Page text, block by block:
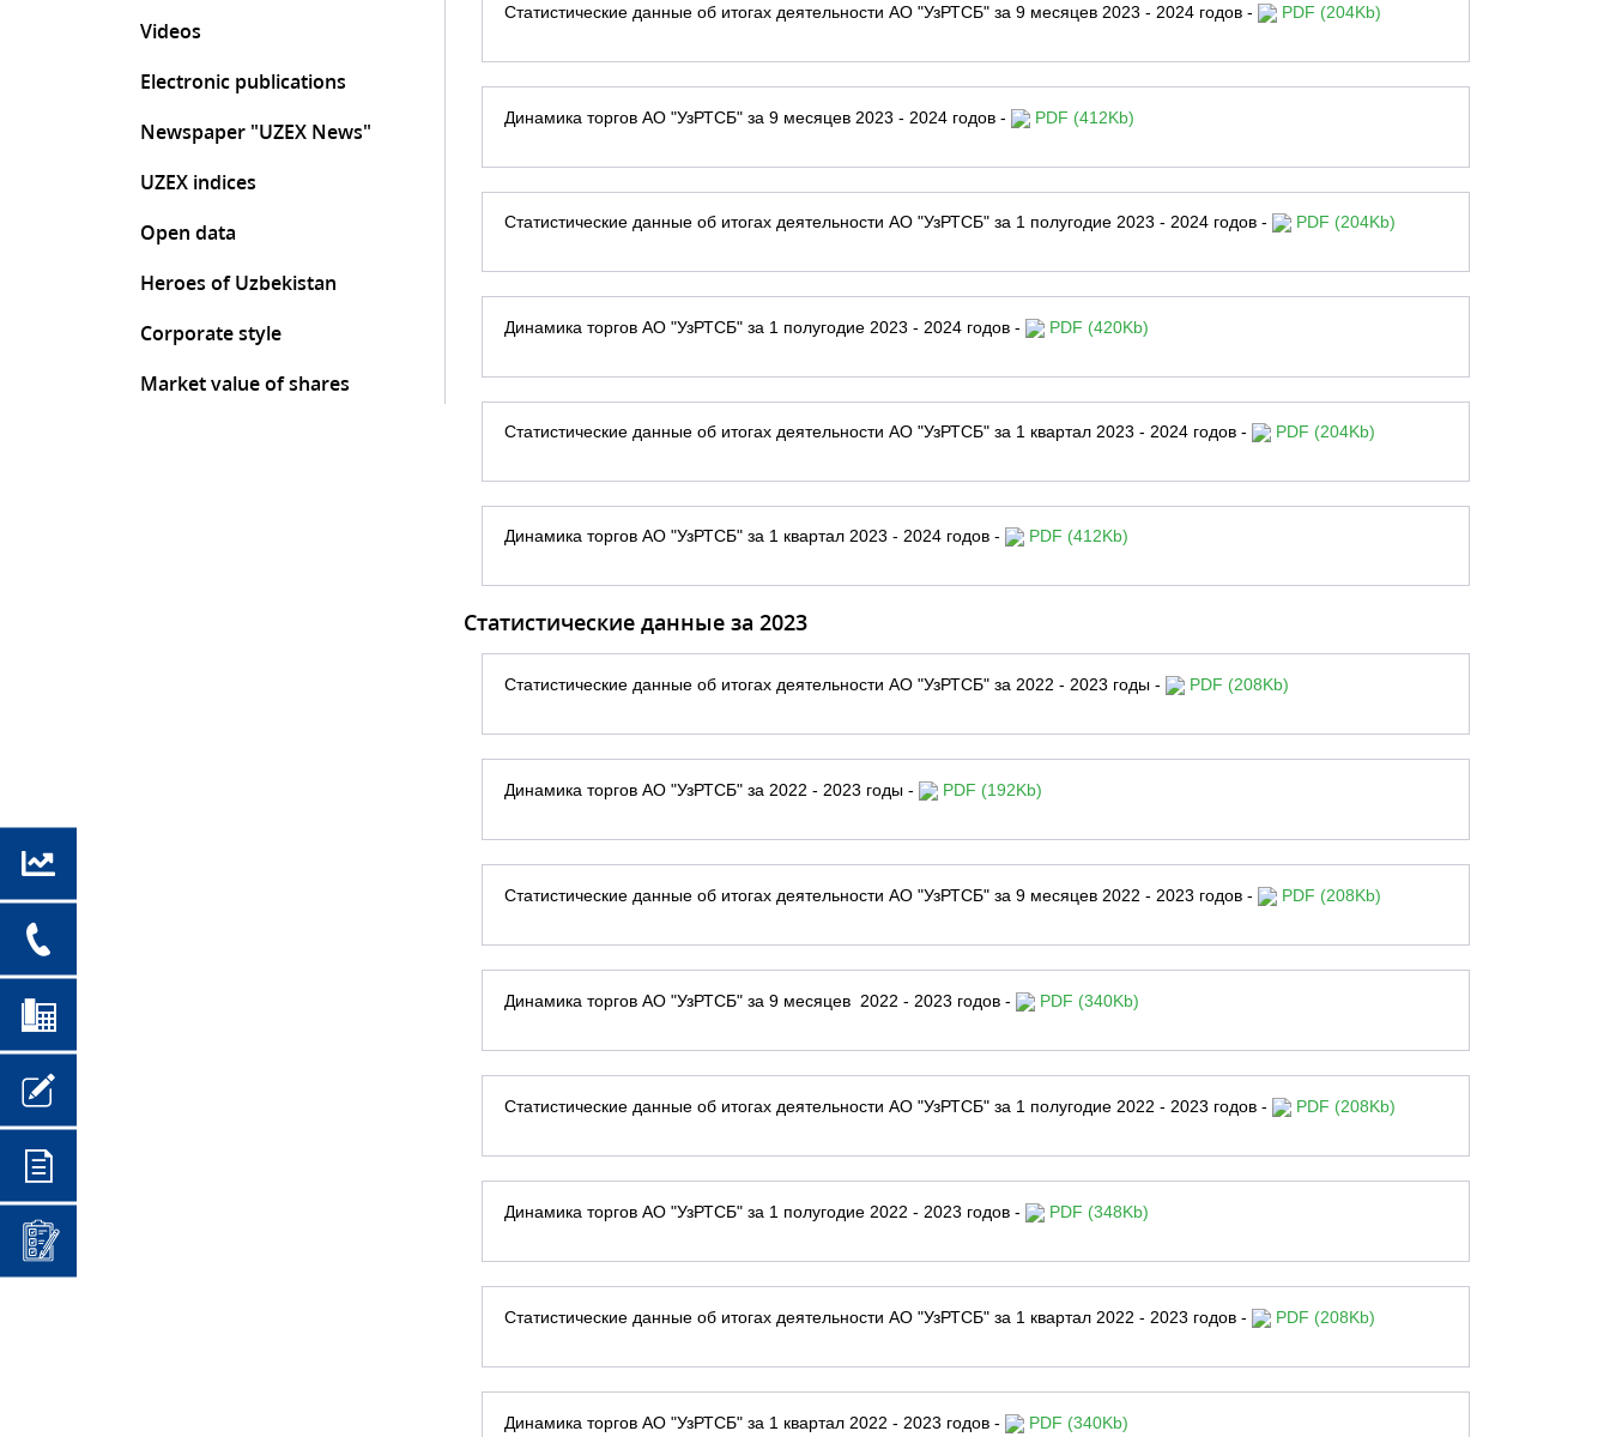
Videos
Electronic publications
Newspaper "UZEX News"
UZEX indices
Open data
Heroes of Uzbekistan
Corporate style
Market value of shares
Статистические данные об итогах деятельности АО "УзРТСБ" за 9 месяцев 2023 - 2024 годов - PDF (204Kb)
Динамика торгов АО "УзРТСБ" за 9 месяцев 2023 - 2024 годов - PDF (412Kb)
Статистические данные об итогах деятельности АО "УзРТСБ" за 1 полугодие 2023 - 2024 годов - PDF (204Kb)
Динамика торгов АО "УзРТСБ" за 1 полугодие 2023 - 2024 годов - PDF (420Kb)
Статистические данные об итогах деятельности АО "УзРТСБ" за 1 квартал 2023 - 2024 годов - PDF (204Kb)
Динамика торгов АО "УзРТСБ" за 1 квартал 2023 - 2024 годов - PDF (412Kb)
Статистические данные за 2023
Статистические данные об итогах деятельности АО "УзРТСБ" за 2022 - 2023 годы - PDF (208Kb)
Динамика торгов АО "УзРТСБ" за 2022 - 2023 годы - PDF (192Kb)
Статистические данные об итогах деятельности АО "УзРТСБ" за 9 месяцев 2022 - 2023 годов - PDF (208Kb)
Динамика торгов АО "УзРТСБ" за 9 месяцев 2022 - 2023 годов - PDF (340Kb)
Статистические данные об итогах деятельности АО "УзРТСБ" за 1 полугодие 2022 - 2023 годов - PDF (208Kb)
Динамика торгов АО "УзРТСБ" за 1 полугодие 2022 - 2023 годов - PDF (348Kb)
Статистические данные об итогах деятельности АО "УзРТСБ" за 1 квартал 2022 - 2023 годов - PDF (208Kb)
Динамика торгов АО "УзРТСБ" за 1 квартал 2022 - 2023 годов - PDF (340Kb)